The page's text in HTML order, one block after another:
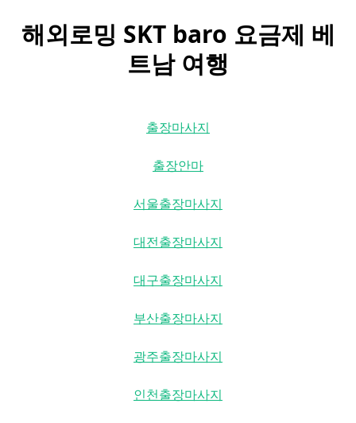
해외로밍 SKT baro 요금제 베
트남 여행
출장마사지
출장안마
서울출장마사지
대전출장마사지
대구출장마사지
부산출장마사지
광주출장마사지
인천출장마사지